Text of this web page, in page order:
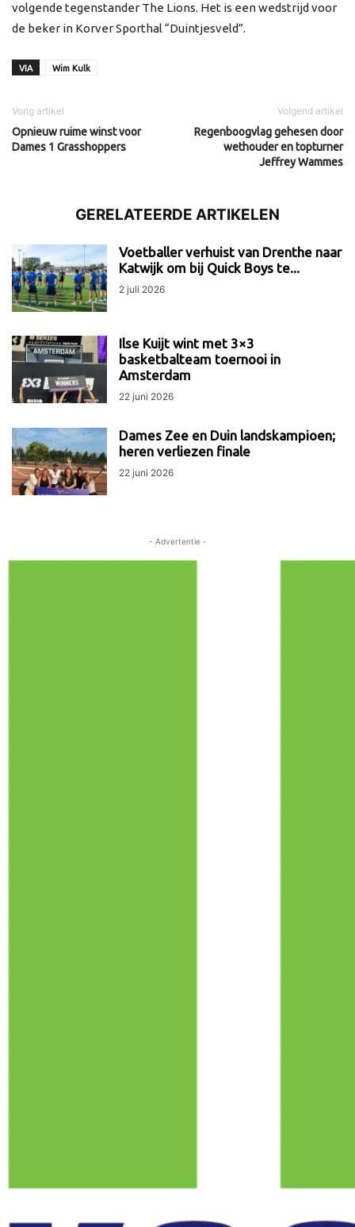
volgende tegenstander The Lions. Het is een wedstrijd voor
de beker in Korver Sporthal “Duintjesveld”.
VIA Wim Kulk
Vorig artikel
Opnieuw ruime winst voor
Dames 1 Grasshoppers
Volgend artikel
Regenboogvlag gehesen door
wethouder en topturner
Jeffrey Wammes
GERELATEERDE ARTIKELEN
Voetballer verhuist van Drenthe naar
Katwijk om bij Quick Boys te...
2 juli 2026
Ilse Kuijt wint met 3×3
basketbalteam toernooi in
Amsterdam
22 juni 2026
Dames Zee en Duin landskampioen;
heren verliezen finale
22 juni 2026
- Advertentie -